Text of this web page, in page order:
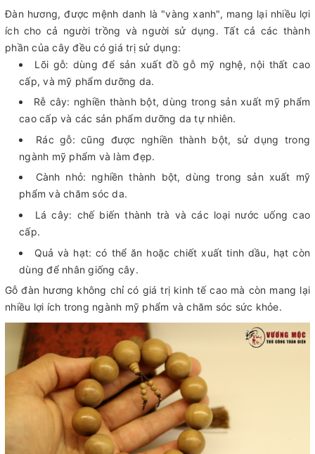
Đàn hương, được mệnh danh là "vàng xanh", mang lại nhiều lợi
ích cho cả người trồng và người sử dụng. Tất cả các thành
phần của cây đều có giá trị sử dụng:
Lõi gỗ: dùng để sản xuất đồ gỗ mỹ nghệ, nội thất cao
cấp, và mỹ phẩm dưỡng da.
Rễ cây: nghiền thành bột, dùng trong sản xuất mỹ phẩm
cao cấp và các sản phẩm dưỡng da tự nhiên.
Rác gỗ: cũng được nghiền thành bột, sử dụng trong
ngành mỹ phẩm và làm đẹp.
Cành nhỏ: nghiền thành bột, dùng trong sản xuất mỹ
phẩm và chăm sóc da.
Lá cây: chế biến thành trà và các loại nước uống cao
cấp.
Quả và hạt: có thể ăn hoặc chiết xuất tinh dầu, hạt còn
dùng để nhân giống cây.
Gỗ đàn hương không chỉ có giá trị kinh tế cao mà còn mang lại
nhiều lợi ích trong ngành mỹ phẩm và chăm sóc sức khỏe.